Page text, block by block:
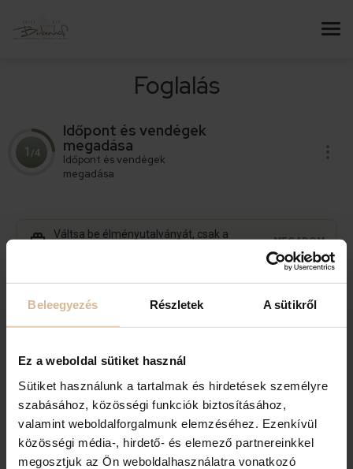
Beleegyezés Részletek A sütikről
Ez a weboldal sütiket használ
Sütiket használunk a tartalmak és hirdetések személyre
szabásához, közösségi funkciók biztosításához,
valamint weboldalforgalmunk elemzéséhez. Ezenkívül
közösségi média-, hirdető- és elemező partnereinkkel
megosztjuk az Ön weboldalhasználatra vonatkozó
Foglalás
1 /4
Időpont és vendégek
megadása
Időpont és vendégek
megadása
Váltsa be élményutalványát, csak a
MEGADOM
ÉRKEZÉS
augusztus
TÁVOZÁS
2026.augusztus 08.
szombat